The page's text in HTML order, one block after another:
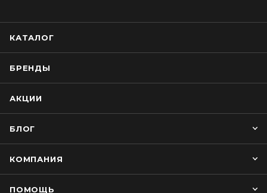
КАТАЛОГ
БРЕНДЫ
АКЦИИ
БЛОГ
КОМПАНИЯ
ПОМОЩЬ